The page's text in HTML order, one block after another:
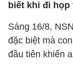
biết khi đi họp
Sáng 16/8,
đặc biệt mà
đầu tiên khiến